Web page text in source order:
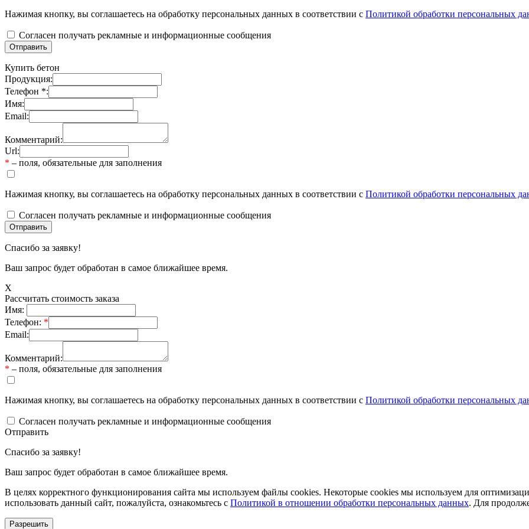
Нажимая кнопку, вы соглашаетесь на обработку персональных данных в соответствии с Политикой обработки персональных
Согласен получать рекламные и информационные сообщения
Купить бетон
Продукция:
Телефон *:
Имя:
Email:
Комментарий:
Url:
* – поля, обязательные для заполнения
Нажимая кнопку, вы соглашаетесь на обработку персональных данных в соответствии с Политикой обработки персональных
Согласен получать рекламные и информационные сообщения
Спасибо за заявку!
Ваш запрос будет обработан в самое ближайшее время.
X
Рассчитать стоимость заказа
Имя:
Телефон: *
Email:
Комментарий:
* – поля, обязательные для заполнения
Нажимая кнопку, вы соглашаетесь на обработку персональных данных в соответствии с Политикой обработки персональных
Согласен получать рекламные и информационные сообщения
Отправить
Спасибо за заявку!
Ваш запрос будет обработан в самое ближайшее время.
В целях корректного функционирования сайта мы используем файлы cookies. Некоторые cookies мы используем для
использовать данный сайт, пожалуйста, ознакомьтесь с Политикой в отношении обработки персональных данных. Для
Разрешить